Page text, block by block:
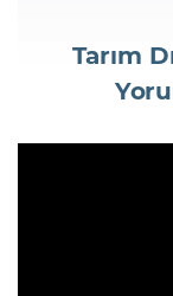
Şifremi
Tarım